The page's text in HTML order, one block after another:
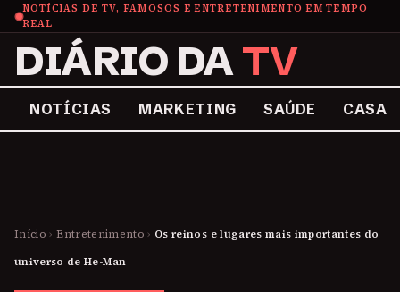
NOTÍCIAS DE TV, FAMOSOS E ENTRETENIMENTO EM TEMPO
REAL
DIÁRIO DATV
NOTÍCIAS MARKETING SAÚDE CASA
Início › Entretenimento › Os reinos e lugares mais importantes do
universo de He-Man